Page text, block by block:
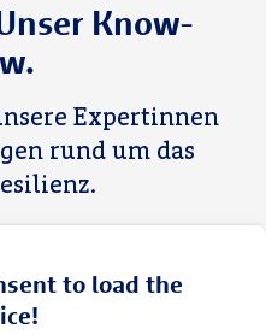
Know-
Expertinnen
rund um das
to load the